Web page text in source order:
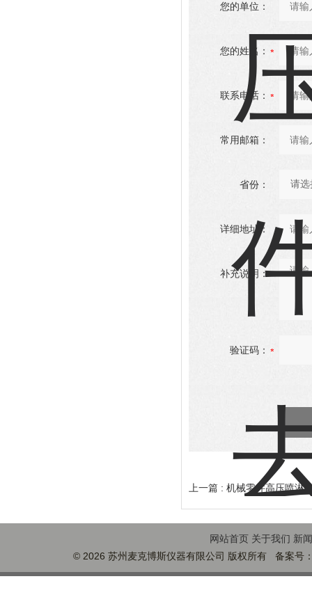
您的单位：
您的姓名：
联系电话：
常用邮箱：
省份：
详细地址：
补充说明：
验证码：
上一篇 : 机械零件高压喷淋
网站首页 关于我们 新
© 2026 苏州麦克博斯仪器有限公司 版权所有 备案号